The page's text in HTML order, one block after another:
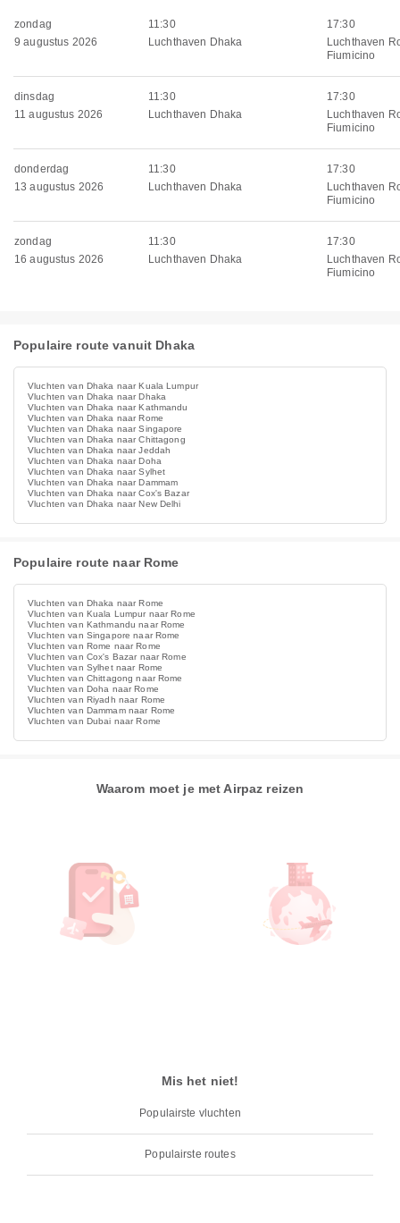
zondag
9 augustus 2026
11:30
Luchthaven Dhaka
17:30
Luchthaven
Fiumicino
dinsdag
11 augustus 2026
11:30
Luchthaven Dhaka
17:30
Luchthaven
Fiumicino
donderdag
13 augustus 2026
11:30
Luchthaven Dhaka
17:30
Luchthaven
Fiumicino
zondag
16 augustus 2026
11:30
Luchthaven Dhaka
17:30
Luchthaven
Fiumicino
Populaire route vanuit Dhaka
Vluchten van Dhaka naar Kuala Lumpur
Vluchten van Dhaka naar Dhaka
Vluchten van Dhaka naar Kathmandu
Vluchten van Dhaka naar Rome
Vluchten van Dhaka naar Singapore
Vluchten van Dhaka naar Chittagong
Vluchten van Dhaka naar Jeddah
Vluchten van Dhaka naar Doha
Vluchten van Dhaka naar Sylhet
Vluchten van Dhaka naar Dammam
Vluchten van Dhaka naar Cox's Bazar
Vluchten van Dhaka naar New Delhi
Populaire route naar Rome
Vluchten van Dhaka naar Rome
Vluchten van Kuala Lumpur naar Rome
Vluchten van Kathmandu naar Rome
Vluchten van Singapore naar Rome
Vluchten van Rome naar Rome
Vluchten van Cox's Bazar naar Rome
Vluchten van Sylhet naar Rome
Vluchten van Chittagong naar Rome
Vluchten van Doha naar Rome
Vluchten van Riyadh naar Rome
Vluchten van Dammam naar Rome
Vluchten van Dubai naar Rome
Waarom moet je met Airpaz reizen
Mis het niet!
Populairste vluchten
Populairste routes